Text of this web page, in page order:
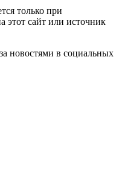
только при
этот сайт или источник
новостями в социальных